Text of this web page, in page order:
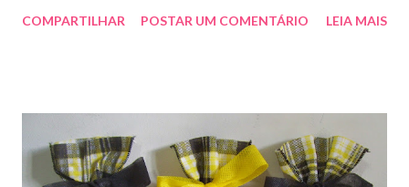
enfeitar sua festa!!! artesmania1@hotmail.com
COMPARTILHAR POSTAR UM COMENTÁRIO LEIA MAIS